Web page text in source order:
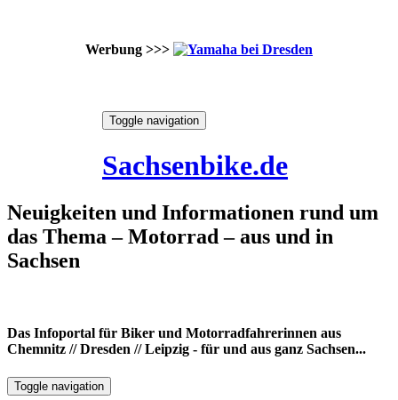
Werbung >>>
Toggle navigation
Sachsenbike.de
Neuigkeiten und Informationen rund um
das Thema – Motorrad – aus und in
Sachsen
Das Infoportal für Biker und Motorradfahrerinnen aus
Chemnitz // Dresden // Leipzig - für und aus ganz Sachsen...
Toggle navigation